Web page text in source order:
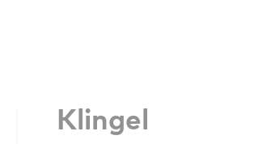
Klingel